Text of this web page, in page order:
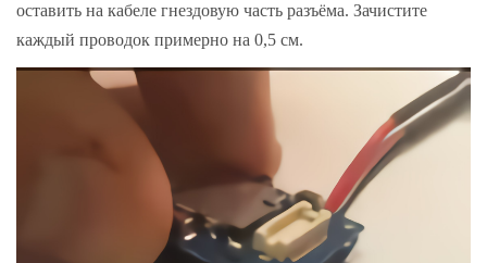
оставить на кабеле гнездовую часть разъёма. Зачистите
каждый проводок примерно на 0,5 см.